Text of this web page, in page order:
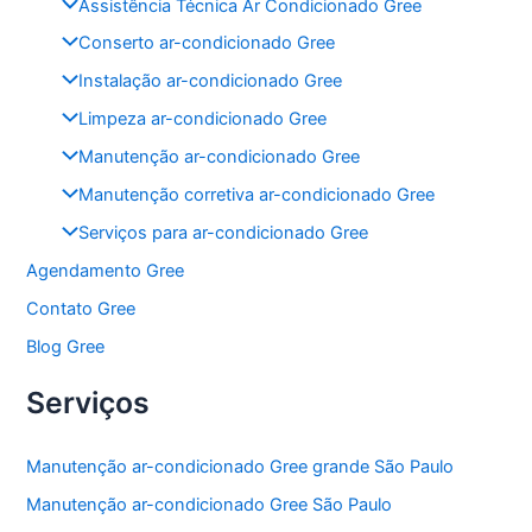
o
o
k
p
p
Assistência Técnica Ar Condicionado Gree
Conserto ar-condicionado Gree
Instalação ar-condicionado Gree
Limpeza ar-condicionado Gree
Manutenção ar-condicionado Gree
Manutenção corretiva ar-condicionado Gree
Serviços para ar-condicionado Gree
Agendamento Gree
Contato Gree
Blog Gree
Serviços
Manutenção ar-condicionado Gree grande São Paulo
Manutenção ar-condicionado Gree São Paulo